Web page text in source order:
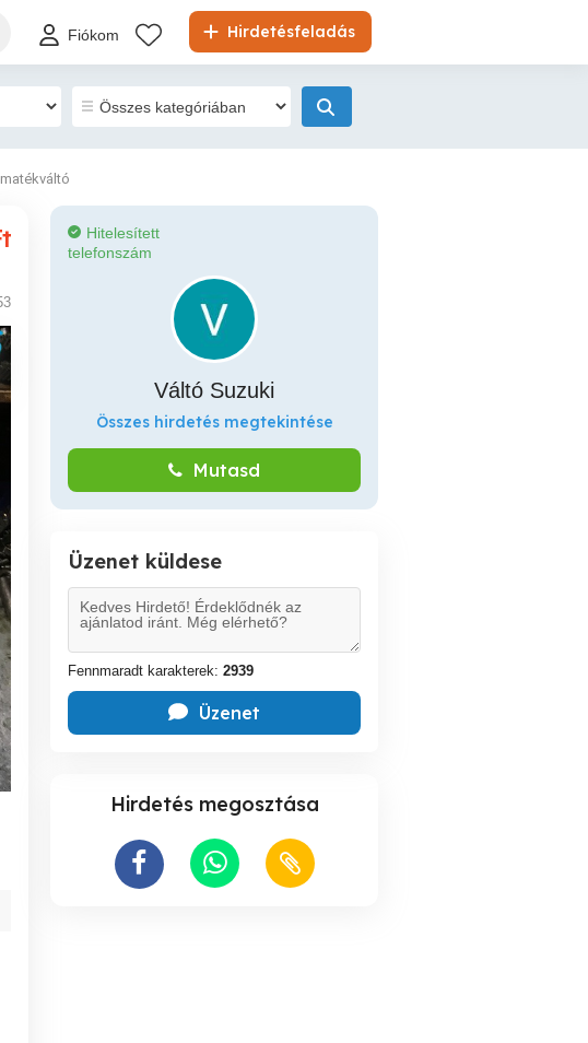
Hirdetésfeladás
Fiókom
Hitelesített
telefonszám
Váltó Suzuki
Összes hirdetés megtekintése
Mutasd
Üzenet küldese
Fennmaradt karakterek: 2939
Üzenet
Hirdetés megosztása